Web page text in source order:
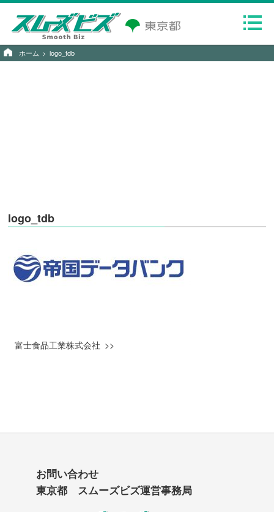
ホーム logo_tdb
logo_tdb
富士食品工業株式会社
お問い合わせ
東京都 スムーズビズ運営事務局